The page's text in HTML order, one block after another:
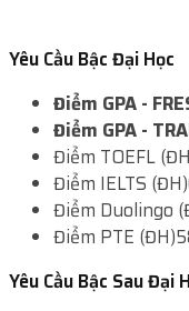
Yêu Cầu Bậc Đại Học
Điểm GPA -
Điểm GPA -
Điểm TOEFL
Điểm IELTS (ĐH)
Điểm Duolingo
Điểm PTE (ĐH)
Yêu Cầu Bậc Sau Đại